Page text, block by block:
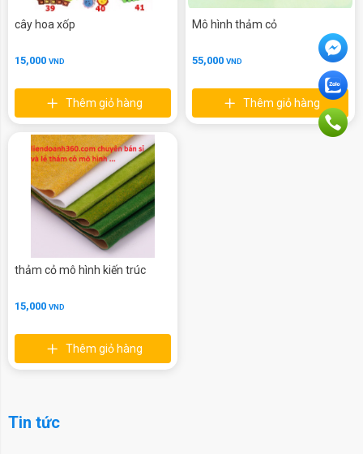
cây hoa xốp
15,000 VND
Thêm giỏ hàng
Mô hình thảm cỏ
55,000 VND
Thêm giỏ hàng
thảm cỏ mô hình kiến trúc
15,000 VND
Thêm giỏ hàng
Tin tức